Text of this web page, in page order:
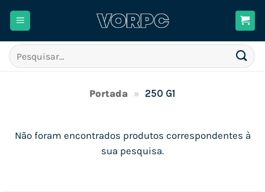
Pesquisar
por:
Portada » 250 G1
Não foram encontrados produtos correspondentes à
sua pesquisa.